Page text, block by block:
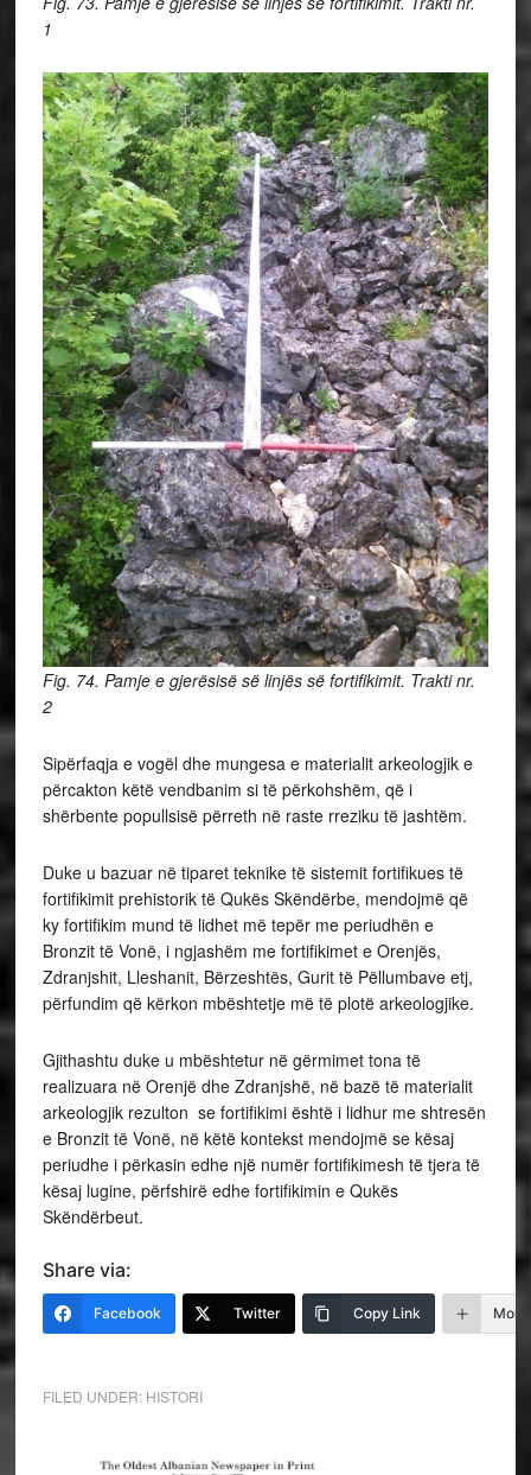
1
Fig. 74. Pamje e gjerësisë së linjës së fortifikimit. Trakti nr.
2
Sipërfaqja e vogël dhe mungesa e materialit arkeologjik e
përcakton këtë vendbanim si të përkohshëm, që i
shërbente popullsisë përreth në raste rreziku të jashtëm.
Duke u bazuar në tiparet teknike të sistemit fortifikues të
fortifikimit prehistorik të Qukës Skëndërbe, mendojmë që
ky fortifikim mund të lidhet më tepër me periudhën e
Bronzit të Vonë, i ngjashëm me fortifikimet e Orenjës,
Zdranjshit, Lleshanit, Bërzeshtës, Gurit të Pëllumbave etj,
përfundim që kërkon mbështetje më të plotë arkeologjike.
Gjithashtu duke u mbështetur në gërmimet tona të
realizuara në Orenjë dhe Zdranjshë, në bazë të materialit
arkeologjik rezulton se fortifikimi është i lidhur me shtresën
e Bronzit të Vonë, në këtë kontekst mendojmë se kësaj
periudhe i përkasin edhe një numër fortifikimesh të tjera të
kësaj lugine, përfshirë edhe fortifikimin e Qukës
Skëndërbeut.
Share via:
Facebook Twitter Copy Link More
FILED UNDER: HISTORI